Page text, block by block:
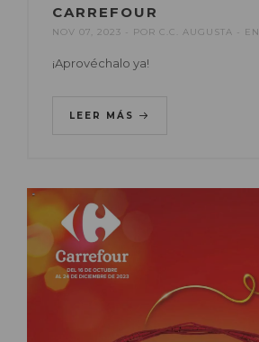
CARREFOUR
NOV 07, 2023 POR C.C. AUGUSTA EN
¡Aprovéchalo ya!
LEER MÁS